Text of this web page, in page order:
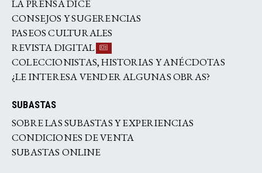
LA PRENSA DICE
CONSEJOS Y SUGERENCIAS
PASEOS CULTURALES
REVISTA DIGITAL
COLECCIONISTAS, HISTORIAS Y ANÉCDOTAS
¿LE INTERESA VENDER ALGUNAS OBRAS?
SUBASTAS
SOBRE LAS SUBASTAS Y EXPERIENCIAS
CONDICIONES DE VENTA
SUBASTAS ONLINE